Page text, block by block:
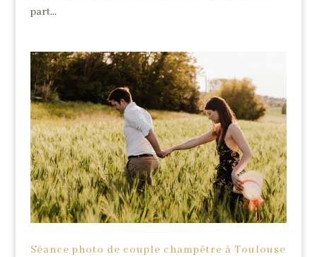
part...
Séance photo de couple champêtre à Toulouse